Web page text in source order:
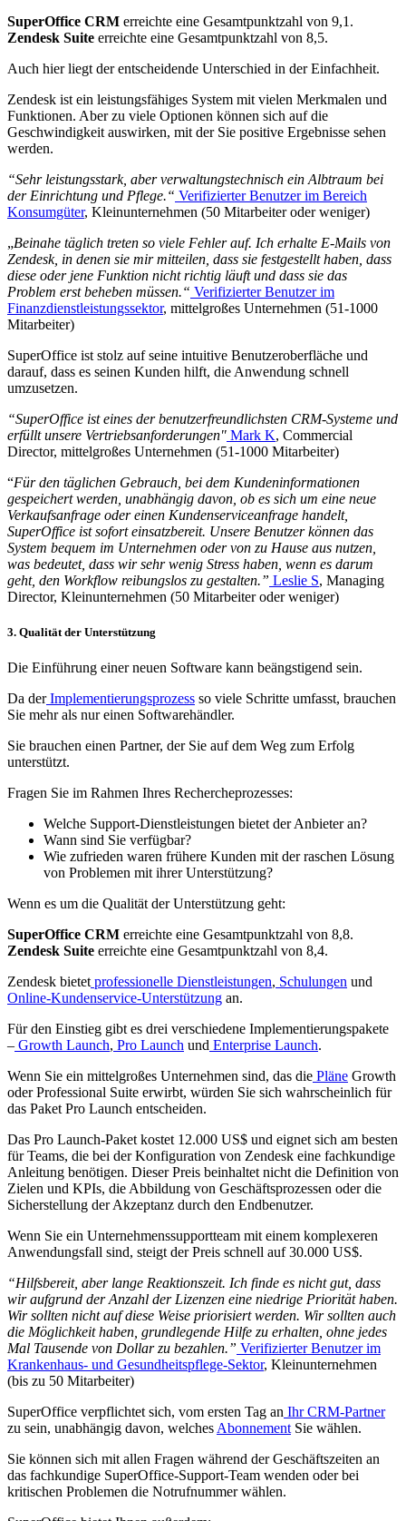
SuperOffice CRM erreichte eine Gesamtpunktzahl von 9,1.
Zendesk Suite erreichte eine Gesamtpunktzahl von 8,5.
Auch hier liegt der entscheidende Unterschied in der Einfachheit.
Zendesk ist ein leistungsfähiges System mit vielen Merkmalen und
Funktionen. Aber zu viele Optionen können sich auf die
Geschwindigkeit auswirken, mit der Sie positive Ergebnisse sehen
werden.
“Sehr leistungsstark, aber verwaltungstechnisch ein Albtraum bei
der Einrichtung und Pflege.“ Verifizierter Benutzer im Bereich
Konsumgüter, Kleinunternehmen (50 Mitarbeiter oder weniger)
„Beinahe täglich treten so viele Fehler auf. Ich erhalte E-Mails von
Zendesk, in denen sie mir mitteilen, dass sie festgestellt haben, dass
diese oder jene Funktion nicht richtig läuft und dass sie das
Problem erst beheben müssen.“ Verifizierter Benutzer im
Finanzdienstleistungssektor, mittelgroßes Unternehmen (51-1000
Mitarbeiter)
SuperOffice ist stolz auf seine intuitive Benutzeroberfläche und
darauf, dass es seinen Kunden hilft, die Anwendung schnell
umzusetzen.
“SuperOffice ist eines der benutzerfreundlichsten CRM-Systeme und
erfüllt unsere Vertriebsanforderungen" Mark K, Commercial
Director, mittelgroßes Unternehmen (51-1000 Mitarbeiter)
“Für den täglichen Gebrauch, bei dem Kundeninformationen
gespeichert werden, unabhängig davon, ob es sich um eine neue
Verkaufsanfrage oder einen Kundenserviceanfrage handelt,
SuperOffice ist sofort einsatzbereit. Unsere Benutzer können das
System bequem im Unternehmen oder von zu Hause aus nutzen,
was bedeutet, dass wir sehr wenig Stress haben, wenn es darum
geht, den Workflow reibungslos zu gestalten.” Leslie S, Managing
Director, Kleinunternehmen (50 Mitarbeiter oder weniger)
3. Qualität der Unterstützung
Die Einführung einer neuen Software kann beängstigend sein.
Da der Implementierungsprozess so viele Schritte umfasst, brauchen
Sie mehr als nur einen Softwarehändler.
Sie brauchen einen Partner, der Sie auf dem Weg zum Erfolg
unterstützt.
Fragen Sie im Rahmen Ihres Rechercheprozesses:
Welche Support-Dienstleistungen bietet der Anbieter an?
Wann sind Sie verfügbar?
Wie zufrieden waren frühere Kunden mit der raschen Lösung
von Problemen mit ihrer Unterstützung?
Wenn es um die Qualität der Unterstützung geht:
SuperOffice CRM erreichte eine Gesamtpunktzahl von 8,8.
Zendesk Suite erreichte eine Gesamtpunktzahl von 8,4.
Zendesk bietet professionelle Dienstleistungen, Schulungen und
Online-Kundenservice-Unterstützung an.
Für den Einstieg gibt es drei verschiedene Implementierungspakete
– Growth Launch, Pro Launch und Enterprise Launch.
Wenn Sie ein mittelgroßes Unternehmen sind, das die Pläne Growth
oder Professional Suite erwirbt, würden Sie sich wahrscheinlich für
das Paket Pro Launch entscheiden.
Das Pro Launch-Paket kostet 12.000 US$ und eignet sich am besten
für Teams, die bei der Konfiguration von Zendesk eine fachkundige
Anleitung benötigen. Dieser Preis beinhaltet nicht die Definition von
Zielen und KPIs, die Abbildung von Geschäftsprozessen oder die
Sicherstellung der Akzeptanz durch den Endbenutzer.
Wenn Sie ein Unternehmenssupportteam mit einem komplexeren
Anwendungsfall sind, steigt der Preis schnell auf 30.000 US$.
“Hilfsbereit, aber lange Reaktionszeit. Ich finde es nicht gut, dass
wir aufgrund der Anzahl der Lizenzen eine niedrige Priorität haben.
Wir sollten nicht auf diese Weise priorisiert werden. Wir sollten auch
die Möglichkeit haben, grundlegende Hilfe zu erhalten, ohne jedes
Mal Tausende von Dollar zu bezahlen.” Verifizierter Benutzer im
Krankenhaus- und Gesundheitspflege-Sektor, Kleinunternehmen
(bis zu 50 Mitarbeiter)
SuperOffice verpflichtet sich, vom ersten Tag an Ihr CRM-Partner
zu sein, unabhängig davon, welches Abonnement Sie wählen.
Sie können sich mit allen Fragen während der Geschäftszeiten an
das fachkundige SuperOffice-Support-Team wenden oder bei
kritischen Problemen die Notrufnummer wählen.